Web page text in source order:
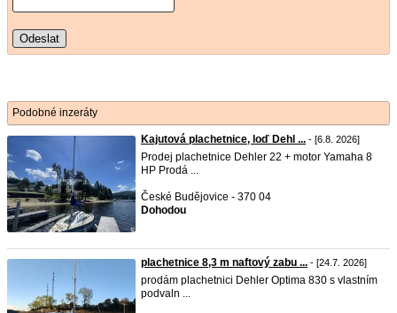
Odeslat
Podobné inzeráty
Kajutová plachetnice, loď Dehl ... - [6.8. 2026]
Prodej plachetnice Dehler 22 + motor Yamaha 8
HP Prodá ...
České Budějovice - 370 04
Dohodou
plachetnice 8,3 m naftový zabu ... - [24.7. 2026]
prodám plachetnici Dehler Optima 830 s vlastním
podvaln ...